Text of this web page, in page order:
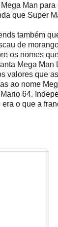
Man para
que Super
também
de
os nomes
Mega Man
valores que
ao nome
64.
o que a